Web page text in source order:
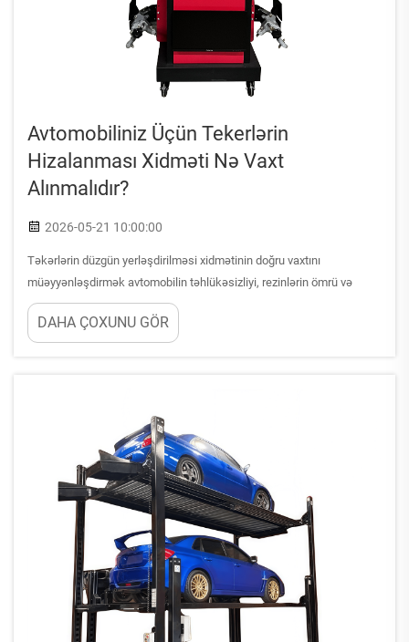
Avtomobiliniz Üçün Tekerlərin
Hizalanması Xidməti Nə Vaxt
Alınmalıdır?
2026-05-21 10:00:00
Təkərlərin düzgün yerləşdirilməsi xidmətinin doğru vaxtını
müəyyənləşdirmək avtomobilin təhlükəsizliyi, rezinlərin ömrü və
ümumi idarəetmə performansı üçün çox vacibdir. Bir çox avtomobil
sahibi bu vacib texniki xidmət prosedurunu rezinlərdə ağır aşınma və
DAHA ÇOXUNU GÖR